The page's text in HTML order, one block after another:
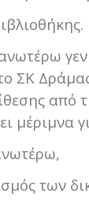
ΣΚ
από
μέριμνα
των